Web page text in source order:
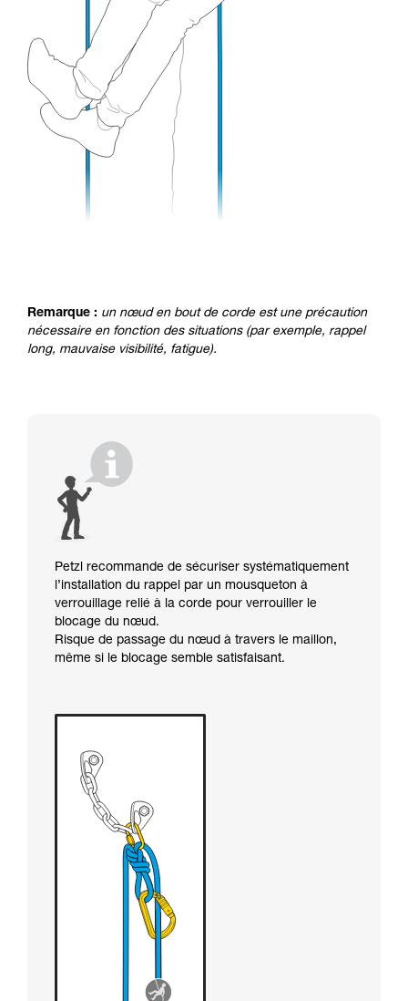
Remarque : un nœud en bout de corde est une précaution
nécessaire en fonction des situations (par exemple, rappel
long, mauvaise visibilité, fatigue).
Petzl recommande de sécuriser systématiquement
l’installation du rappel par un mousqueton à
verrouillage relié à la corde pour verrouiller le
blocage du nœud.
Risque de passage du nœud à travers le maillon,
même si le blocage semble satisfaisant.